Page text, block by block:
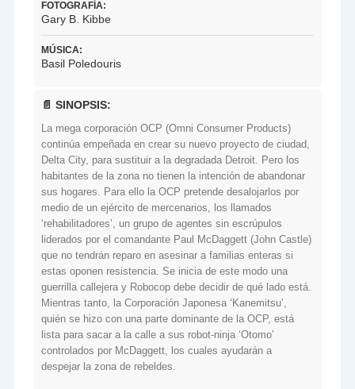
FOTOGRAFÍA:
Gary B. Kibbe
MÚSICA:
Basil Poledouris
📄 SINOPSIS:
La mega corporación OCP (Omni Consumer Products)
continúa empeñada en crear su nuevo proyecto de ciudad,
Delta City, para sustituir a la degradada Detroit. Pero los
habitantes de la zona no tienen la intención de abandonar
sus hogares. Para ello la OCP pretende desalojarlos por
medio de un ejército de mercenarios, los llamados
‘rehabilitadores’, un grupo de agentes sin escrúpulos
liderados por el comandante Paul McDaggett (John Castle)
que no tendrán reparo en asesinar a familias enteras si
estas oponen resistencia. Se inicia de este modo una
guerrilla callejera y Robocop debe decidir de qué lado está.
Mientras tanto, la Corporación Japonesa ‘Kanemitsu’,
quién se hizo con una parte dominante de la OCP, está
lista para sacar a la calle a sus robot-ninja ‘Otomo’
controlados por McDaggett, los cuales ayudarán a
despejar la zona de rebeldes.